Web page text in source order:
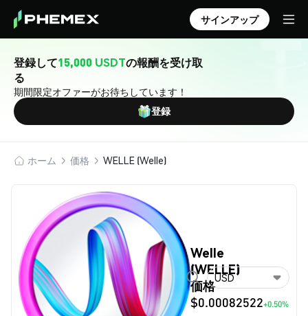
サインアップ
登録して15,000 USDTの報酬を受け取
る
期間限定オファーがお待ちしています！
登録
ホーム 価格 WELLE (Welle)
Welle
(WELLE)
価格
$0.00082522+0.50%
USD